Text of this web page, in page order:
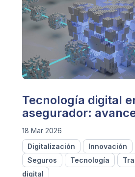
Tecnología digital
asegurador:
relevantes
18 Mar 2026
Digitalización
Innovación
Seguros
Tecnología
digital